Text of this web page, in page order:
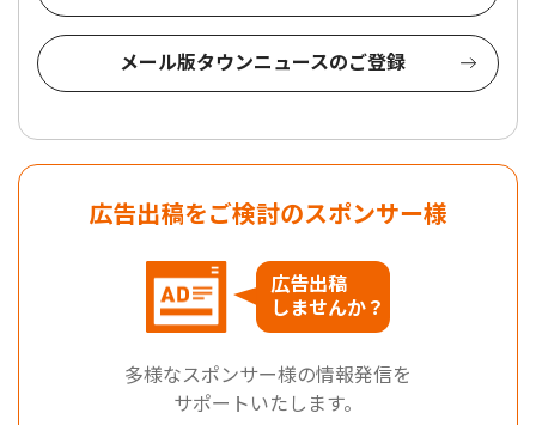
メール版タウンニュースのご登録
広告出稿をご検討のスポンサー様
広告出稿
しませんか？
多様なスポンサー様の情報発信を
サポートいたします。